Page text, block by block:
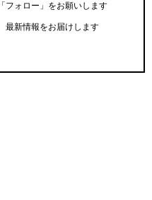
「フォロー」をお願いします
最新情報をお届けします